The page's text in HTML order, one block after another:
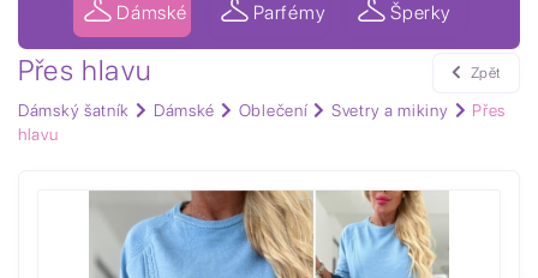
Dámské Parfémy Šperky
Přes hlavu
Dámský šatník Dámské Oblečení Svetry a mikiny
Přes
hlavu
Zpět